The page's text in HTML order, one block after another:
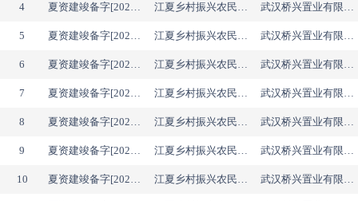
4 夏资建竣备字[2026]第074号 江夏乡村振兴农民就业基地（一期）A地块8#楼 武汉桥兴置业有限公司
5 夏资建竣备字[2026]第075号 江夏乡村振兴农民就业基地（一期）A地块9#楼 武汉桥兴置业有限公司
6 夏资建竣备字[2026]第077号 江夏乡村振兴农民就业基地（一期）A地块11#楼 武汉桥兴置业有限公司
7 夏资建竣备字[2026]第073号 江夏乡村振兴农民就业基地（一期）A地块7#楼 武汉桥兴置业有限公司
8 夏资建竣备字[2026]第076号 江夏乡村振兴农民就业基地（一期）A地块10#楼 武汉桥兴置业有限公司
9 夏资建竣备字[2026]第072号 江夏乡村振兴农民就业基地（一期）A地块6#楼 武汉桥兴置业有限公司
10 夏资建竣备字[2026]第071号 江夏乡村振兴农民就业基地（一期）A地块5#楼 武汉桥兴置业有限公司